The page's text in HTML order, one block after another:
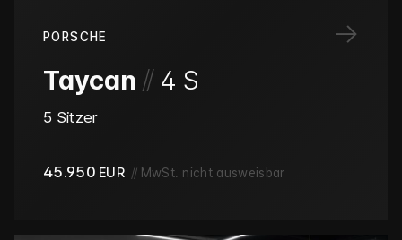
→
PORSCHE
Taycan // 4 S
5 Sitzer
45.950 EUR // MwSt. nicht ausweisbar